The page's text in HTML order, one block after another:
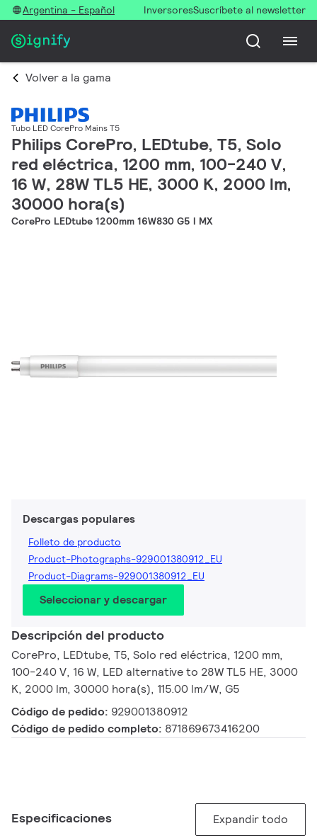
Argentina - Español InversoresSuscríbete al newsletter
Volver a la gama
Tubo LED CorePro Mains T5
Philips CorePro, LEDtube, T5, Solo
red eléctrica, 1200 mm, 100-240 V,
16 W, 28W TL5 HE, 3000 K, 2000 lm,
30000 hora(s)
CorePro LEDtube 1200mm 16W830 G5 I MX
Descargas populares
Folleto de producto
Product-Photographs-929001380912_EU
Product-Diagrams-929001380912_EU
Seleccionar y descargar
Descripción del producto
CorePro, LEDtube, T5, Solo red eléctrica, 1200 mm,
100-240 V, 16 W, LED alternative to 28W TL5 HE, 3000
K, 2000 lm, 30000 hora(s), 115.00 lm/W, G5
Código de pedido: 929001380912
Código de pedido completo: 871869673416200
Especificaciones Expandir todo